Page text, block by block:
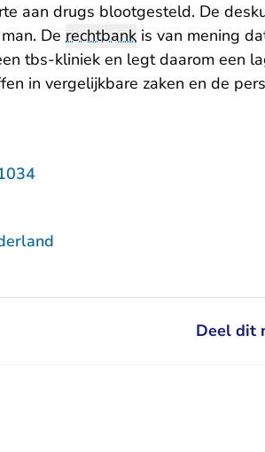
aan drugs blootgesteld. De
De rechtbank is van mening
tbs-kliniek en legt daarom een
in vergelijkbare zaken en de
- U verlaat Rechtspraak.nl
Deel dit